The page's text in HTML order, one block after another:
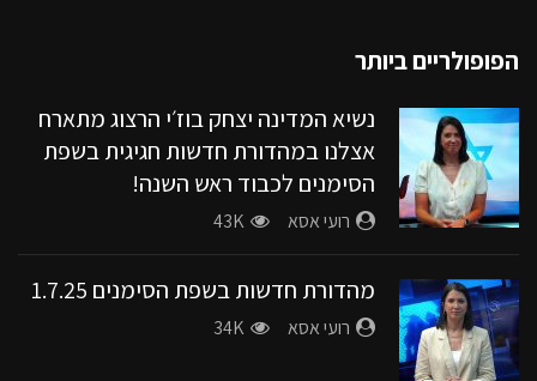
סוף שבוע טוב | עם משה איבגי –
מהדורה מס’ 17
9K
סוף שבוע טוב | עם משה איבגי –
מהדורה מס’ 18
סוף שבוע טוב | עם משה איבגי –
הפופולריים ביותר
נשיא המדינה יצחק בוז׳י הרצוג מתארח
אצלנו במהדורת חדשות חגיגית בשפת
הסימנים לכבוד ראש השנה!
רועי אסא 43K
מהדורת חדשות בשפת הסימנים 1.7.25
רועי אסא 34K